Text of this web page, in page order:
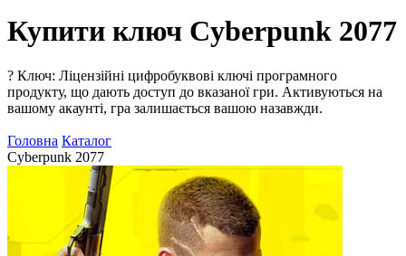
Купити ключ Cyberpunk 2077
? Ключ: Ліцензійні цифробуквові ключі програмного
продукту, що дають доступ до вказаної гри. Активуються на
вашому акаунті, гра залишається вашою назавжди.
Головна Каталог
Cyberpunk 2077